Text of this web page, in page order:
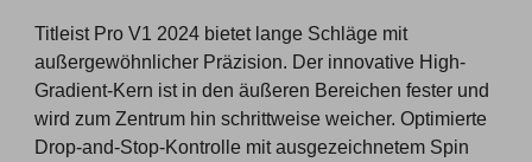
Titleist Pro V1 2024 bietet lange Schläge mit
außergewöhnlicher Präzision. Der innovative High-
Gradient-Kern ist in den äußeren Bereichen fester und
wird zum Zentrum hin schrittweise weicher. Optimierte
Drop-and-Stop-Kontrolle mit ausgezeichnetem Spin